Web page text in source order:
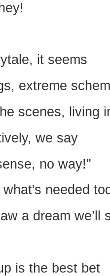
it seems
extreme
scenes, living
we say
no way!"
needed
a dream we’ll
is the best bet